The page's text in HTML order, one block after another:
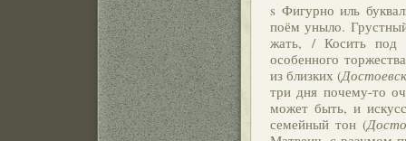
s Фигурно иль
поём уныло.
жать, / Косить
особенного
из близких (
три дня почему-то
может быть, и
семейный тон (